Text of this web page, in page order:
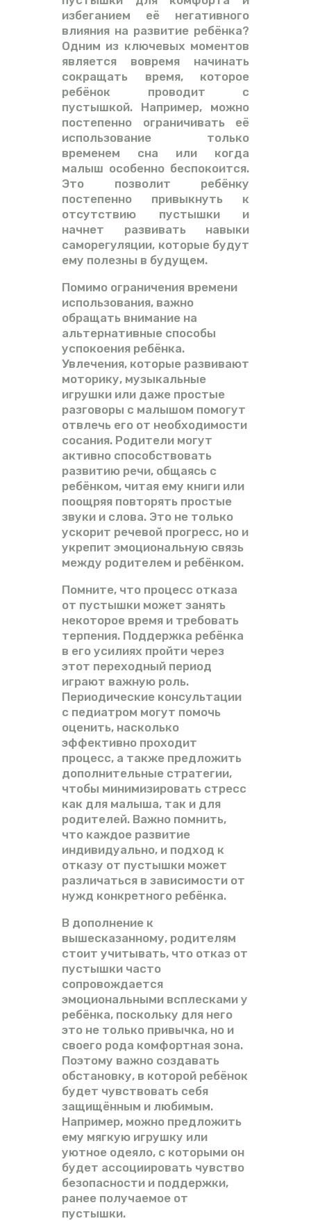
избеганием её негативного
влияния на развитие ребёнка?
Одним из ключевых моментов
является вовремя начинать
сокращать время, которое
ребёнок проводит с
пустышкой. Например, можно
постепенно ограничивать её
использование только
временем сна или когда
малыш особенно беспокоится.
Это позволит ребёнку
постепенно привыкнуть к
отсутствию пустышки и
начнет развивать навыки
саморегуляции, которые будут
ему полезны в будущем.
Помимо ограничения времени
использования, важно
обращать внимание на
альтернативные способы
успокоения ребёнка.
Увлечения, которые развивают
моторику, музыкальные
игрушки или даже простые
разговоры с малышом помогут
отвлечь его от необходимости
сосания. Родители могут
активно способствовать
развитию речи, общаясь с
ребёнком, читая ему книги или
поощряя повторять простые
звуки и слова. Это не только
ускорит речевой прогресс, но и
укрепит эмоциональную связь
между родителем и ребёнком.
Помните, что процесс отказа
от пустышки может занять
некоторое время и требовать
терпения. Поддержка ребёнка
в его усилиях пройти через
этот переходный период
играют важную роль.
Периодические консультации
с педиатром могут помочь
оценить, насколько
эффективно проходит
процесс, а также предложить
дополнительные стратегии,
чтобы минимизировать стресс
как для малыша, так и для
родителей. Важно помнить,
что каждое развитие
индивидуально, и подход к
отказу от пустышки может
различаться в зависимости от
нужд конкретного ребёнка.
В дополнение к
вышесказанному, родителям
стоит учитывать, что отказ от
пустышки часто
сопровождается
эмоциональными всплесками у
ребёнка, поскольку для него
это не только привычка, но и
своего рода комфортная зона.
Поэтому важно создавать
обстановку, в которой ребёнок
будет чувствовать себя
защищённым и любимым.
Например, можно предложить
ему мягкую игрушку или
уютное одеяло, с которыми он
будет ассоциировать чувство
безопасности и поддержки,
ранее получаемое от
пустышки.